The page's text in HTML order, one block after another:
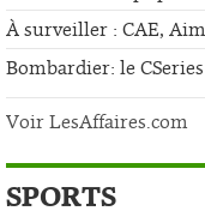
À surveiller : CAE,
Bombardier: le
Voir LesAffaires.com
SPORTS